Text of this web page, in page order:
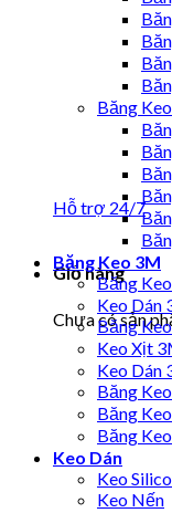
Hỗ trợ 24/7
Giỏ hàng
Chưa có sản
Băng
Băng Keo 3M
Băng
Keo Dán
Băng
Keo Xịt
Keo Dán
Băng
Băng
Băng
Keo Dán
Keo
Keo Nến